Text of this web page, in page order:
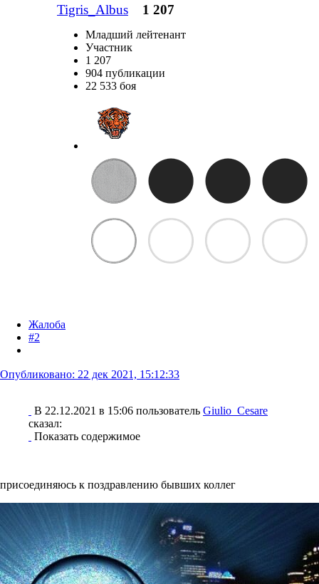
Tigris_Albus 1 207
Младший лейтенант
Участник
1 207
904 публикации
22 533 боя
Жалоба
#2
Опубликовано: 22 дек 2021, 15:12:33
В 22.12.2021 в 15:06 пользователь Giulio_Cesare
сказал:
Показать содержимое
присоединяюсь к поздравлению бывших коллег